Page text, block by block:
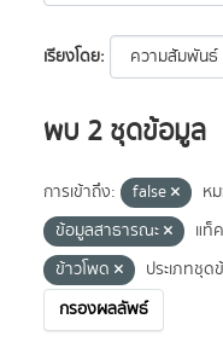
เรียงโดย
พบ 2 ชุดข้อมูล
การเข้าถึง: false
ห
ข้อมูลสาธารณะ
แท็
ข้าวโพด
ประเภทชุด
กรองผลลัพธ์